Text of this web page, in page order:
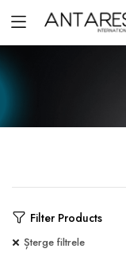
Filter Products
Șterge filtrele